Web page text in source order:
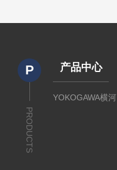
P
PRODUCTS
产品中心
YOKOGAWA横河